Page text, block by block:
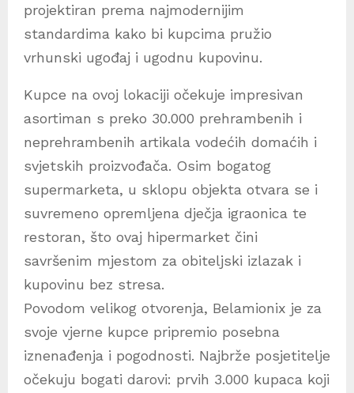
projektiran prema najmodernijim
standardima kako bi kupcima pružio
vrhunski ugođaj i ugodnu kupovinu.
Kupce na ovoj lokaciji očekuje impresivan
asortiman s preko 30.000 prehrambenih i
neprehrambenih artikala vodećih domaćih i
svjetskih proizvođača. Osim bogatog
supermarketa, u sklopu objekta otvara se i
suvremeno opremljena dječja igraonica te
restoran, što ovaj hipermarket čini
savršenim mjestom za obiteljski izlazak i
kupovinu bez stresa.
Povodom velikog otvorenja, Belamionix je za
svoje vjerne kupce pripremio posebna
iznenađenja i pogodnosti. Najbrže posjetitelje
očekuju bogati darovi: prvih 3.000 kupaca koji